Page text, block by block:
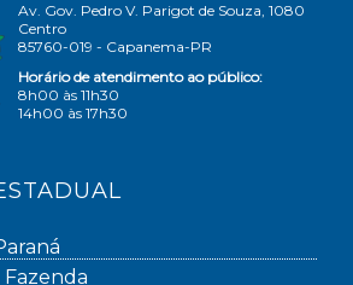
Av. Gov. Pedro V. Parigot de Souza, 1080
Centro
85760-019 - Capanema-PR
Horário de atendimento ao público:
8h00 às 11h30
14h00 às 17h30